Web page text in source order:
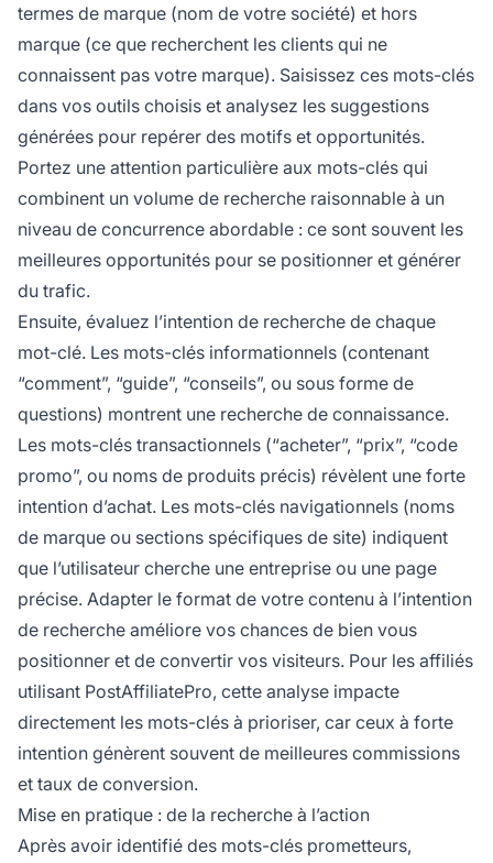
termes de marque (nom de votre société) et hors
marque (ce que recherchent les clients qui ne
connaissent pas votre marque). Saisissez ces mots-clés
dans vos outils choisis et analysez les suggestions
générées pour repérer des motifs et opportunités.
Portez une attention particulière aux mots-clés qui
combinent un volume de recherche raisonnable à un
niveau de concurrence abordable : ce sont souvent les
meilleures opportunités pour se positionner et générer
du trafic.
Ensuite, évaluez l’intention de recherche de chaque
mot-clé. Les mots-clés informationnels (contenant
“comment”, “guide”, “conseils”, ou sous forme de
questions) montrent une recherche de connaissance.
Les mots-clés transactionnels (“acheter”, “prix”, “code
promo”, ou noms de produits précis) révèlent une forte
intention d’achat. Les mots-clés navigationnels (noms
de marque ou sections spécifiques de site) indiquent
que l’utilisateur cherche une entreprise ou une page
précise. Adapter le format de votre contenu à l’intention
de recherche améliore vos chances de bien vous
positionner et de convertir vos visiteurs. Pour les affiliés
utilisant PostAffiliatePro, cette analyse impacte
directement les mots-clés à prioriser, car ceux à forte
intention génèrent souvent de meilleures commissions
et taux de conversion.
Mise en pratique : de la recherche à l’action
Après avoir identifié des mots-clés prometteurs,